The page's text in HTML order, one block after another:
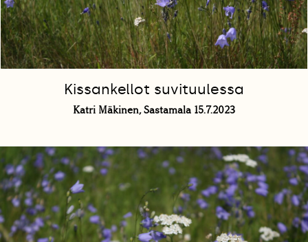
Kissankellot suvituulessa
Katri Mäkinen, Sastamala 15.7.2023